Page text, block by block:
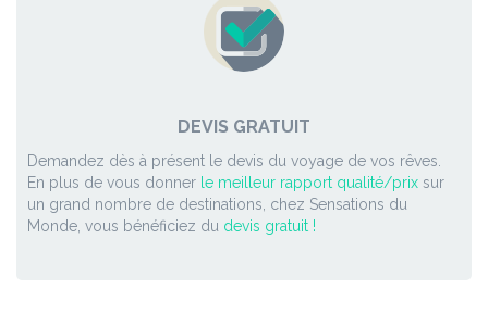
DEVIS GRATUIT
Demandez dès à présent le devis du voyage de vos rêves.
En plus de vous donner le meilleur rapport qualité/prix sur
un grand nombre de destinations, chez Sensations du
Monde, vous bénéficiez du devis gratuit !